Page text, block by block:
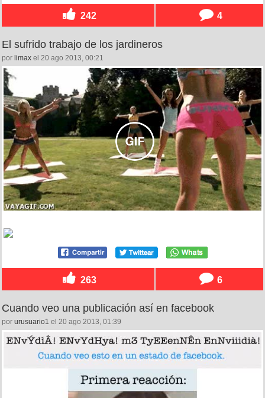
242 4
El sufrido trabajo de los jardineros
por limax el 20 ago 2013, 00:21
263 6
Cuando veo una publicación así en facebook
por urusuario1 el 20 ago 2013, 01:39